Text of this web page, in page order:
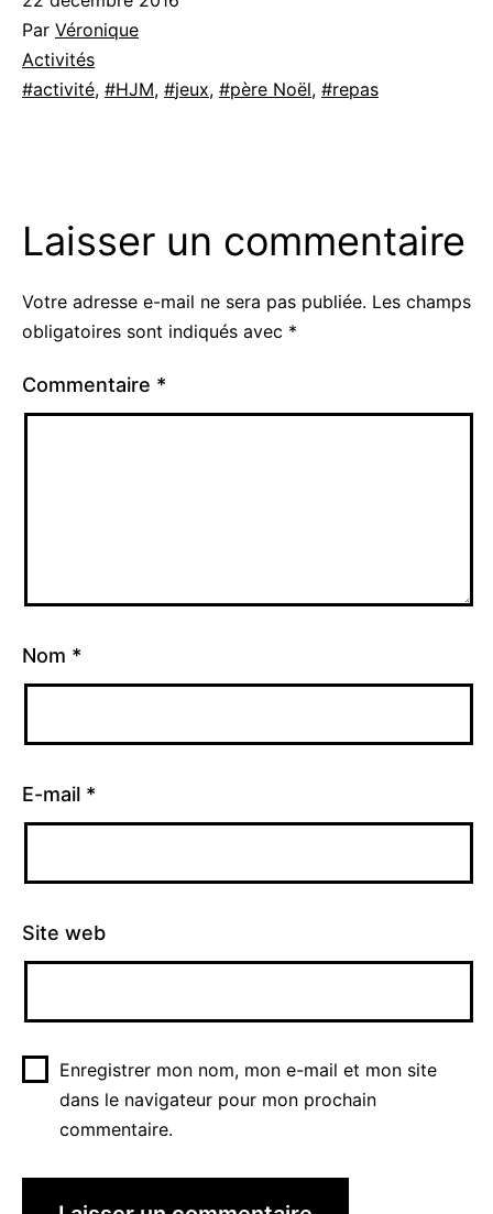
le
Par Véronique
Catégorisé
comme
Activités
Étiqueté
activité, HJM, jeux, père Noël, repas
Laisser un commentaire
Votre adresse e-mail ne sera pas publiée. Les champs
obligatoires sont indiqués avec *
Commentaire *
Nom *
E-mail *
Site web
Enregistrer mon nom, mon e-mail et mon site
dans le navigateur pour mon prochain
commentaire.